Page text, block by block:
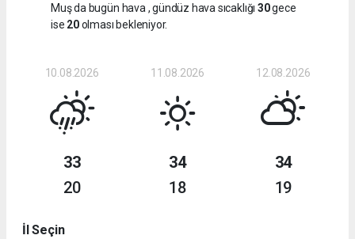
Muş da bugün hava , gündüz hava sıcaklığı 30gece
ise 20olması bekleniyor.
10.08.2026
33
20
11.08.2026
34
18
12.08.2026
34
19
İl Seçin